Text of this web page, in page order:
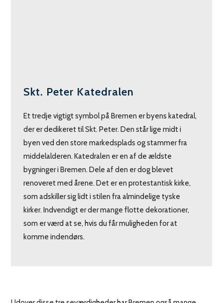
Skt. Peter Katedralen
Et tredje vigtigt symbol på Bremen er byens katedral,
der er dedikeret til Skt. Peter. Den står lige midt i
byen ved den store markedsplads og stammer fra
middelalderen. Katedralen er en af de ældste
bygninger i Bremen. Dele af den er dog blevet
renoveret med årene. Det er en protestantisk kirke,
som adskiller sig lidt i stilen fra almindelige tyske
kirker. Indvendigt er der mange flotte dekorationer,
som er værd at se, hvis du får muligheden for at
komme indendørs.